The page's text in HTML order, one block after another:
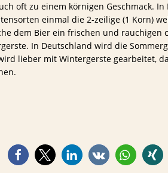
oft zu einem körnigen Geschmack. In
einmal die 2-zeilige (1 Korn)
dem Bier ein frischen und rauchigen
In Deutschland wird die
lieber mit Wintergerste gearbeitet,